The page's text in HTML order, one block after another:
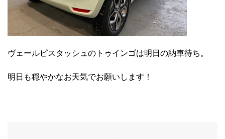
ヴェールピスタッシュのトゥインゴは明日の納車待ち。
明日も穏やかなお天気でお願いします！